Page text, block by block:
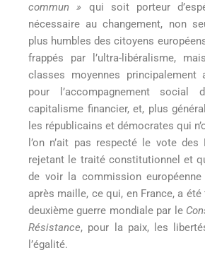
commun » qui soit porteur
nécessaire au changement, non
plus humbles des citoyens
frappés par l’ultra-libéralisme,
classes moyennes principalement
pour l’accompagnement social
capitalisme financier, et, plus
les républicains et démocrates qui
l’on n’ait pas respecté le vote des
rejetant le traité constitutionnel et
de voir la commission
après maille, ce qui, en France, a
deuxième guerre mondiale par le
Résistance, pour la paix, les
l’égalité.